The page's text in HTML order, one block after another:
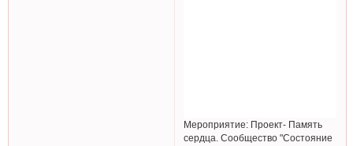
Мероприятие: Проект- Память
сердца. Сообщество "Состояние